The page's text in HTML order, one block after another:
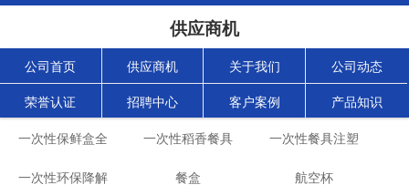
供应商机
公司首页 供应商机 关于我们 公司动态
荣誉认证 招聘中心 客户案例 产品知识
一次性保鲜盒全
自动生产机械设
一次性稻香餐具
生产设备
一次性餐具注塑
机
一次性环保降解 餐盒 航空杯